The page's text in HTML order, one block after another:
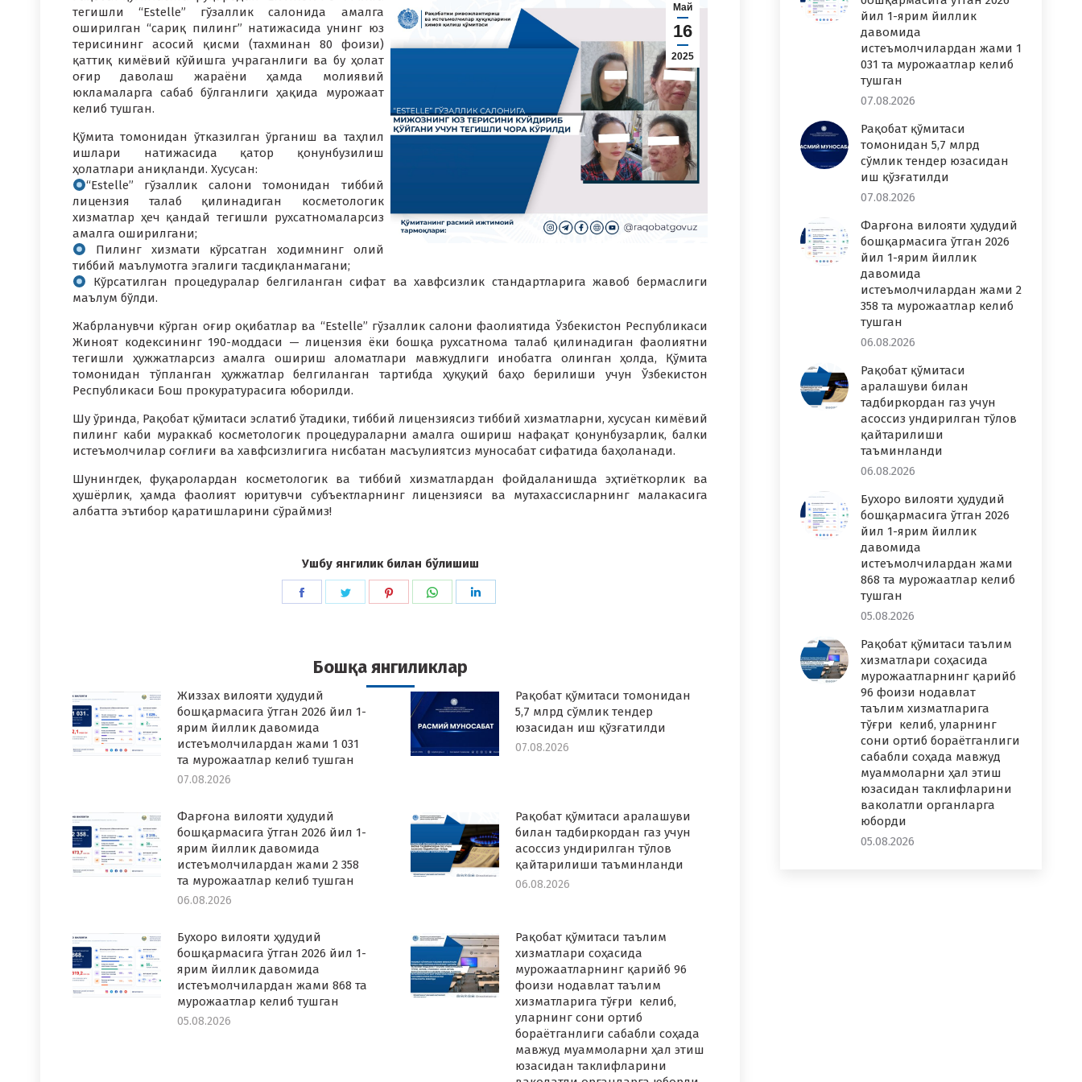
Май
16
2025
тегишли “Estelle” гўзаллик салонида амалга
оширилган “сариқ пилинг” натижасида унинг юз
терисининг асосий қисми (тахминан 80 фоизи)
қаттиқ кимёвий кўйишга учраганлиги ва бу ҳолат
оғир даволаш жараёни ҳамда молиявий
юкламаларга сабаб бўлганлиги ҳақида мурожаат
келиб тушган.
Қўмита томонидан ўтказилган ўрганиш ва таҳлил
ишлари натижасида қатор қонунбузилиш
ҳолатлари аниқланди. Хусусан:
“Estelle” гўзаллик салони томонидан тиббий
лицензия талаб қилинадиган косметологик
хизматлар ҳеч қандай тегишли рухсатномаларсиз
амалга оширилгани;
Пилинг хизмати кўрсатган ходимнинг олий
тиббий маълумотга эгалиги тасдиқланмагани;
Кўрсатилган процедуралар белгиланган сифат ва хавфсизлик стандартларига жавоб бермаслиги
маълум бўлди.
Жабрланувчи кўрган оғир оқибатлар ва “Estelle” гўзаллик салони фаолиятида Ўзбекистон Республикаси
Жиноят кодексининг 190-моддаси — лицензия ёки бошқа рухсатнома талаб қилинадиган фаолиятни
тегишли ҳужжатларсиз амалга ошириш аломатлари мавжудлиги инобатга олинган ҳолда, Қўмита
томонидан тўпланган ҳужжатлар белгиланган тартибда ҳуқуқий баҳо берилиши учун Ўзбекистон
Республикаси Бош прокуратурасига юборилди.
Шу ўринда, Рақобат қўмитаси эслатиб ўтадики, тиббий лицензиясиз тиббий хизматларни, хусусан кимёвий
пилинг каби мураккаб косметологик процедураларни амалга ошириш нафақат қонунбузарлик, балки
истеъмолчилар соғлиғи ва хавфсизлигига нисбатан масъулиятсиз муносабат сифатида баҳоланади.
Шунингдек, фуқаролардан косметологик ва тиббий хизматлардан фойдаланишда эҳтиёткорлик ва
ҳушёрлик, ҳамда фаолият юритувчи субъектларнинг лицензияси ва мутахассисларнинг малакасига
албатта эътибор қаратишларини сўраймиз!
Ушбу янгилик билан бўлишиш
Share
Share
Share
Share
Бошқа янгиликлар
Жиззах вилояти ҳудудий
бошқармасига ўтган 2026 йил 1-
ярим йиллик давомида
истеъмолчилардан жами 1 031
та мурожаатлар келиб тушган
07.08.2026
Рақобат қўмитаси томонидан
5,7 млрд сўмлик тендер
юзасидан иш қўзғатилди
07.08.2026
Фарғона вилояти ҳудудий
бошқармасига ўтган 2026 йил 1-
ярим йиллик давомида
истеъмолчилардан жами 2 358
та мурожаатлар келиб тушган
06.08.2026
Рақобат қўмитаси аралашуви
билан тадбиркордан газ учун
асоссиз ундирилган тўлов
қайтарилиши таъминланди
06.08.2026
Бухоро вилояти ҳудудий
бошқармасига ўтган 2026 йил 1-
ярим йиллик давомида
истеъмолчилардан жами 868 та
мурожаатлар келиб тушган
05.08.2026
Рақобат қўмитаси таълим
хизматлари соҳасида
мурожаатларнинг қарийб 96
фоизи нодавлат таълим
хизматларига тўғри келиб,
уларнинг сони ортиб
бораётганлиги сабабли соҳада
мавжуд муаммоларни ҳал этиш
юзасидан таклифларини
йил 1-ярим йиллик
давомида
истеъмолчилардан жами 1
031 та мурожаатлар келиб
тушган
07.08.2026
Рақобат қўмитаси
томонидан 5,7 млрд
сўмлик тендер юзасидан
иш қўзғатилди
07.08.2026
Фарғона вилояти ҳудудий
бошқармасига ўтган 2026
йил 1-ярим йиллик
давомида
истеъмолчилардан жами 2
358 та мурожаатлар келиб
тушган
06.08.2026
Рақобат қўмитаси
аралашуви билан
тадбиркордан газ учун
асоссиз ундирилган тўлов
қайтарилиши
таъминланди
06.08.2026
Бухоро вилояти ҳудудий
бошқармасига ўтган 2026
йил 1-ярим йиллик
давомида
истеъмолчилардан жами
868 та мурожаатлар келиб
тушган
05.08.2026
Рақобат қўмитаси таълим
хизматлари соҳасида
мурожаатларнинг қарийб
96 фоизи нодавлат
таълим хизматларига
тўғри келиб, уларнинг
сони ортиб бораётганлиги
сабабли соҳада мавжуд
муаммоларни ҳал этиш
юзасидан таклифларини
ваколатли органларга
юборди
05.08.2026